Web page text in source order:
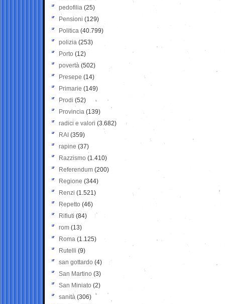
pedofilia (25)
Pensioni (129)
Politica (40.799)
polizia (253)
Porto (12)
povertà (502)
Presepe (14)
Primarie (149)
Prodi (52)
Provincia (139)
radici e valori (3.682)
RAI (359)
rapine (37)
Razzismo (1.410)
Referendum (200)
Regione (344)
Renzi (1.521)
Repetto (46)
Rifiuti (84)
rom (13)
Roma (1.125)
Rutelli (9)
san gottardo (4)
San Martino (3)
San Miniato (2)
sanità (306)